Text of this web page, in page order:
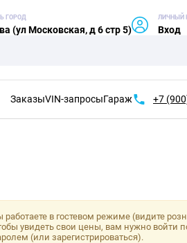
ГОРОД
(ул Московская, д 6 стр 5)
ЛИЧНЫЙ
Вход
ЗаказыVIN-запросыГараж +7
работаете в гостевом режиме (видите
увидеть свои цены, вам нужно войти
(или зарегистрироваться).